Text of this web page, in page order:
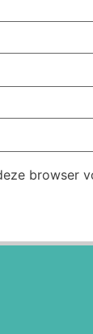
browser